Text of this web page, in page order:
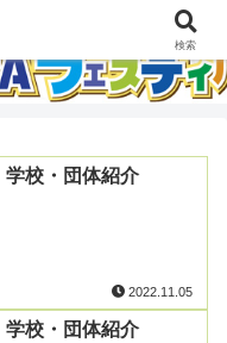
学校・団体紹介
2022.11.05
学校・団体紹介
検索